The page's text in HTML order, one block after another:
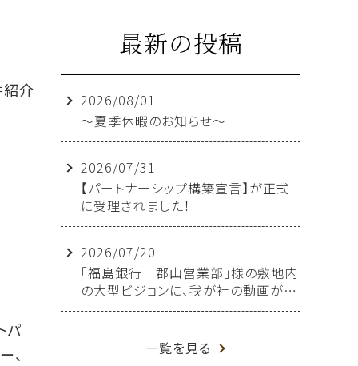
介
パ
、
最新の投稿
2026/08/01
～夏季休暇のお知らせ～
2026/07/31
【パートナーシップ構築宣言】が正式
に受理されました！
2026/07/20
「福島銀行 郡山営業部」様の敷地内
の大型ビジョンに、我が社の動画が放
映されることになりました！
一覧を見る